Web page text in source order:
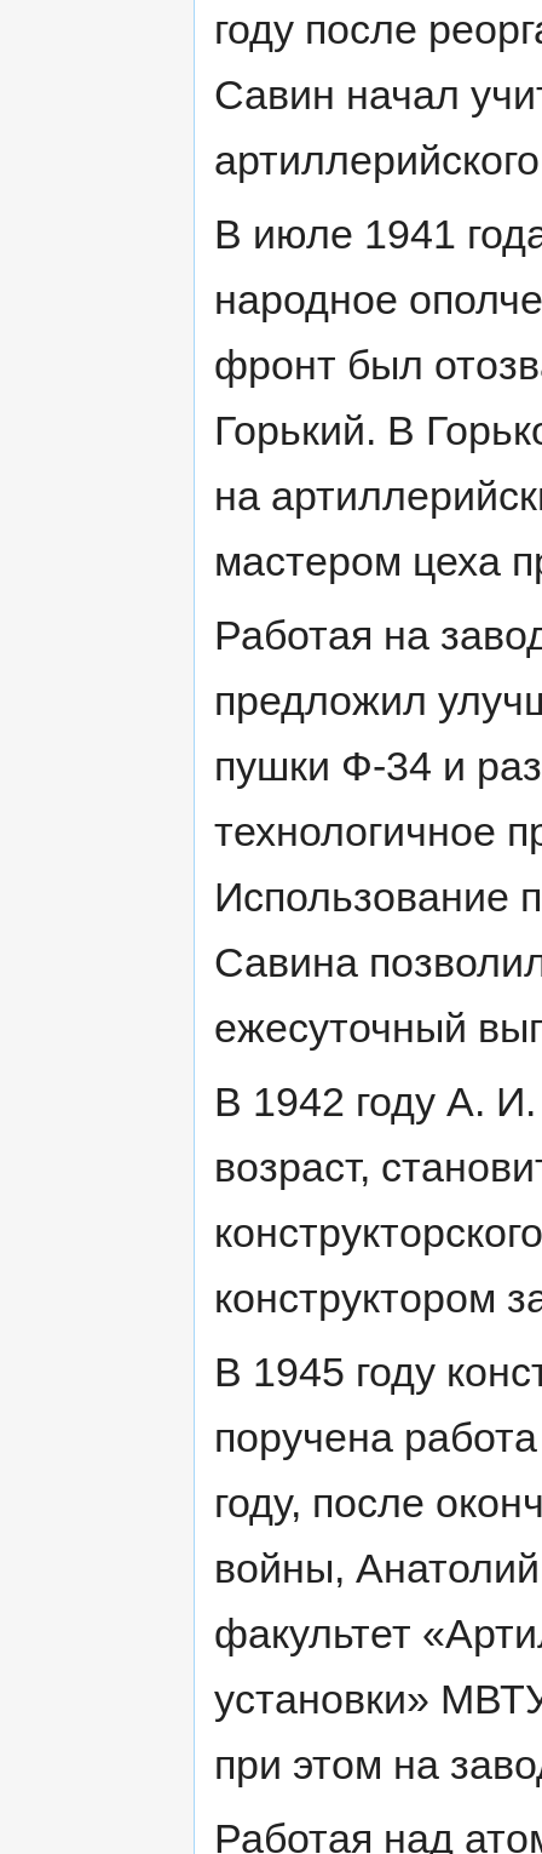
году после
Савин начал
В июле 1941
народное
фронт был
Горький. В
на
мастером цеха
Работая на
предложил
пушки Ф-34 и
технологичное
Использование
Савина
ежесуточный
В 1942 году А.
возраст,
конструктором
В 1945 году
поручена
году, после
войны,
факультет
установки»
при этом на
Работая над